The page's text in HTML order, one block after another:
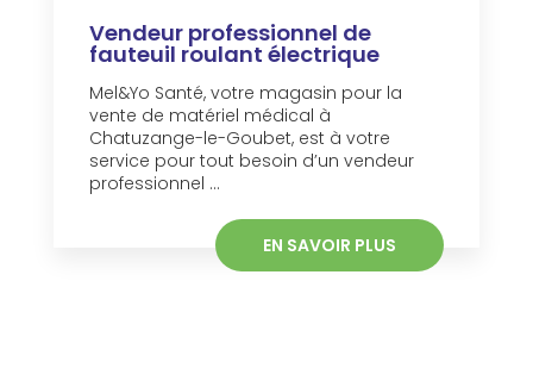
Vendeur professionnel de
fauteuil roulant électrique
Mel&Yo Santé, votre magasin pour la
vente de matériel médical à
Chatuzange-le-Goubet, est à votre
service pour tout besoin d’un vendeur
professionnel ...
EN SAVOIR PLUS